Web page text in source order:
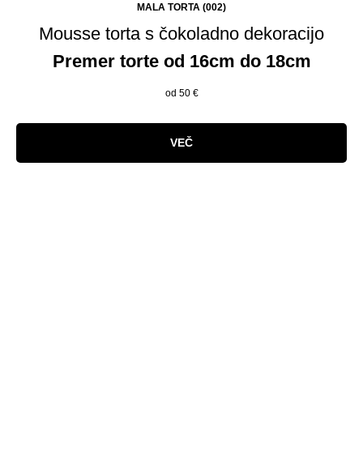
MALA TORTA (002)
Mousse torta s čokoladno dekoracijo
Premer torte od 16cm do 18cm
od 50 €
VEČ